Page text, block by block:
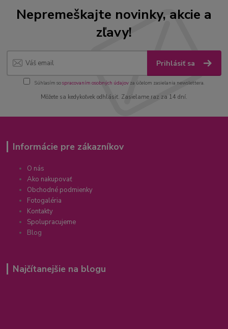
Nepremeškajte novinky, akcie a
zľavy!
Prihlásiť sa
Súhlasím sospracovaním osobných údajov za účelom zasielania newslettera.
Môžete sa kedykoľvek odhlásiť. Zasielame raz za 14 dní.
Informácie pre zákazníkov
O nás
Ako nakupovať
Obchodné podmienky
Fotogaléria
Kontakty
Spolupracujeme
Blog
Najčítanejšie na blogu